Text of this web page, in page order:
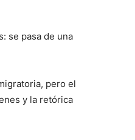
se pasa de una
pero el
y la retórica